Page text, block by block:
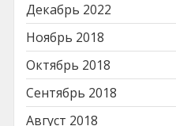
Декабрь 2022
Ноябрь 2018
Октябрь 2018
Сентябрь 2018
Август 2018